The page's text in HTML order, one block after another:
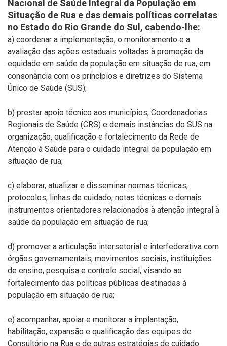
Nacional de Saúde Integral da População em
Situação de Rua e das demais políticas correlatas
no Estado do Rio Grande do Sul, cabendo-lhe:
a) coordenar a implementação, o monitoramento e a
avaliação das ações estaduais voltadas à promoção da
equidade em saúde da população em situação de rua, em
consonância com os princípios e diretrizes do Sistema
Único de Saúde (SUS);
b) prestar apoio técnico aos municípios, Coordenadorias
Regionais de Saúde (CRS) e demais instâncias do SUS na
organização, qualificação e fortalecimento da Rede de
Atenção à Saúde para o cuidado integral da população em
situação de rua;
c) elaborar, atualizar e disseminar normas técnicas,
protocolos, linhas de cuidado, notas técnicas e demais
instrumentos orientadores relacionados à atenção integral à
saúde da população em situação de rua;
d) promover a articulação intersetorial e interfederativa com
órgãos governamentais, movimentos sociais, instituições
de ensino, pesquisa e controle social, visando ao
fortalecimento das políticas públicas destinadas à
população em situação de rua;
e) acompanhar, apoiar e monitorar a implantação,
habilitação, expansão e qualificação das equipes de
Consultório na Rua e de outras estratégias de cuidado